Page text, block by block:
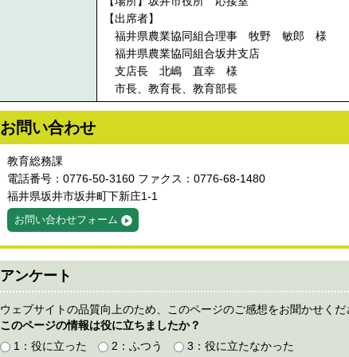
【出席者】
福井県農業協同組合理事 牧野 敏郎 様
福井県農業協同組合坂井支店
支店長 北嶋 直幸 様
市長、教育長、教育部長
お問い合わせ
教育総務課
電話番号：0776-50-3160 ファクス：0776-68-1480
福井県坂井市坂井町下新庄1-1
お問い合わせフォーム
アンケート
ウェブサイトの品質向上のため、このページのご感想をお聞かせくだ
このページの情報は役に立ちましたか？
1：役に立った
2：ふつう 3：役に立たなかった